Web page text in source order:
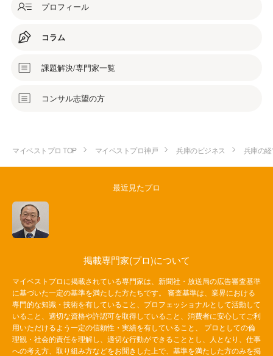
プロフィール
コラム
課題解決/専門家一覧
コンサル志望の方
マイベストプロ TOP マイベストプロ神戸 兵庫のビジネス 兵庫の
最近見たプロ
掲載専門家(プロ)について
マイベストプロに掲載されている専門家は、新聞社・放送局の広告審査基準
に基づいた一定の基準を満たした方たちです。 審査基準は、業界における
専門的な知識・技術を有していること、プロフェッショナルとして活動して
いること、適切な資格や許認可を取得していること、消費者に安心してご利
用いただけるよう一定の信頼性・実績を有していること、 プロとしての倫
理観・社会的責任を理解し、適切な行動ができることとし、人となり、仕事
への考え方、取り組み方などをお聞きした上で、基準を満たした方のみを掲